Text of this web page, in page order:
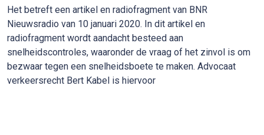
Het betreft een artikel en radiofragment van BNR
Nieuwsradio van 10 januari 2020. In dit artikel en
radiofragment wordt aandacht besteed aan
snelheidscontroles, waaronder de vraag of het zinvol is om
bezwaar tegen een snelheidsboete te maken. Advocaat
verkeersrecht Bert Kabel is hiervoor